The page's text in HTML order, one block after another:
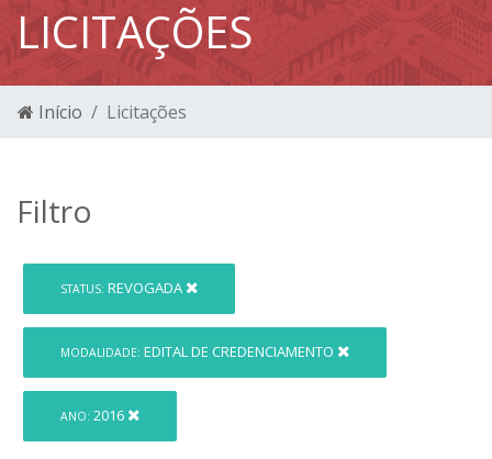
LICITAÇÕES
Início Licitações
Filtro
STATUS: REVOGADA
MODALIDADE: EDITAL DE CREDENCIAMENTO
ANO: 2016